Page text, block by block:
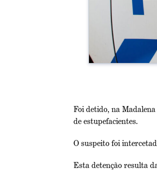
Foi detido, na
de estupefacientes.
O suspeito foi
Esta detenção resulta